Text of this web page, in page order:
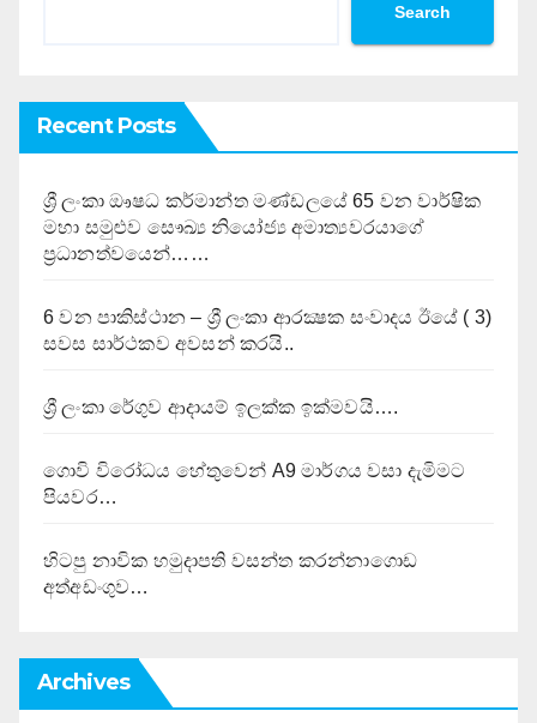
Search
Recent Posts
ශ්‍රී ලංකා ඖෂධ කර්මාන්ත මණ්ඩලයේ 65 වන වාර්ෂික
මහා සමුළුව සෞඛ්‍ය නියෝජ්‍ය අමාත්‍යවරයාගේ
ප්‍රධානත්වයෙන්……
6 වන පාකිස්ථාන – ශ්‍රී ලංකා ආරක්‍ෂක සංවාදය ඊයේ ( 3)
සවස සාර්ථකව අවසන් කරයි..
ශ්‍රී ලංකා රේගුව ආදායම් ඉලක්ක ඉක්මවයි….
ගොවි විරෝධය හේතුවෙන් A9 මාර්ගය වසා දැමිමට
පියවර…
හිටපු නාවික හමුදාපති වසන්ත කරන්නාගොඩ
අත්අඩංගුව…
Archives